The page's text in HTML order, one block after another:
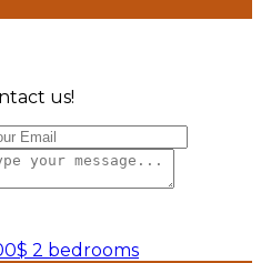
us!
2 bedrooms